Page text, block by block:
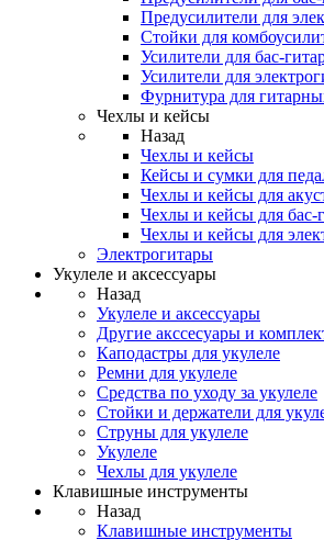
Предусилители для
Стойки для
Усилители для бас-
Усилители для
Фурнитура для
Чехлы и кейсы
Назад
Чехлы и кейсы
Кейсы и сумки для
Чехлы и кейсы для
Чехлы и кейсы для бас-
Чехлы и кейсы для
Электрогитары
Укулеле и аксессуары
Назад
Укулеле и аксессуары
Другие акссесуары и
Каподастры для укулеле
Ремни для укулеле
Средства по уходу за укулеле
Стойки и держатели для
Струны для укулеле
Укулеле
Чехлы для укулеле
Клавишные инструменты
Назад
Клавишные инструменты